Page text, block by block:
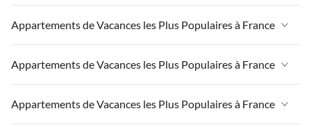
Appartements de Vacances à Paris-Ile de France
Appartements de Vacances à Paris
Appartements de Vacances à Côte atlantique
Appartements de Vacances à la Normandie
Appartements de Vacances à France
Appartements de Vacances à Paris-Ile de France
Appartements de Vacances à Paris
Appartements de Vacances à Côte atlantique
Appartements de Vacances les Plus Populaires à France
Appartements de Vacances à France
Appartements de Vacances à Paris-Ile de France
Appartements de Vacances à Paris
Appartements de Vacances les Plus Populaires à France
Appartements de Vacances à France
Appartements de Vacances les Plus Populaires à France